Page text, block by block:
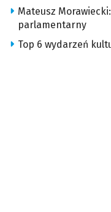
Mateusz
parlamentarny
Top 6 wydarzeń